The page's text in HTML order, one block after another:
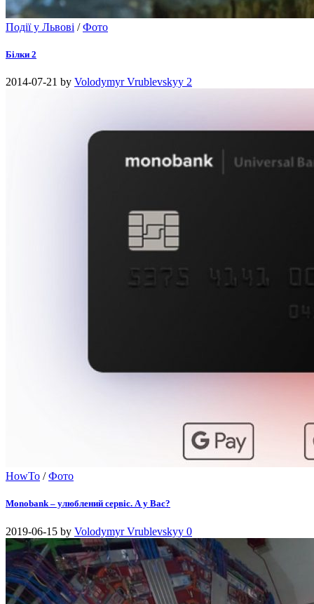
Події у Львові /Фото
Білки 2
2014-07-21 by Volodymyr Vrublevskyy 2
HowTo /Фото
Monobank – улюблений сервіс. А у Вас?
2019-06-15 by Volodymyr Vrublevskyy 0